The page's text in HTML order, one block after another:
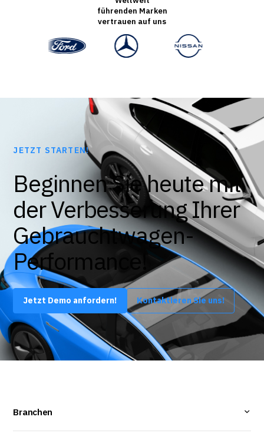
führenden Marken
vertrauen auf uns
JETZT STARTEN!
Beginnen Sie heute mit
der Verbesserung Ihrer
Gebrauchtwagen-
Performance!
Jetzt Demo anfordern! Kontaktieren Sie uns!
Branchen